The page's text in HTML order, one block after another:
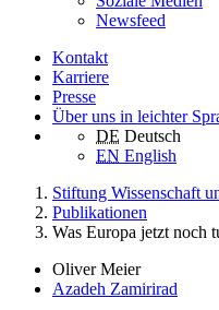
Newsfeed
Kontakt
Karriere
Presse
Über uns in leichter
DE Deutsch
EN English
Stiftung Wissenschaft
Publikationen
Was Europa jetzt noch
Oliver Meier
Azadeh Zamirirad